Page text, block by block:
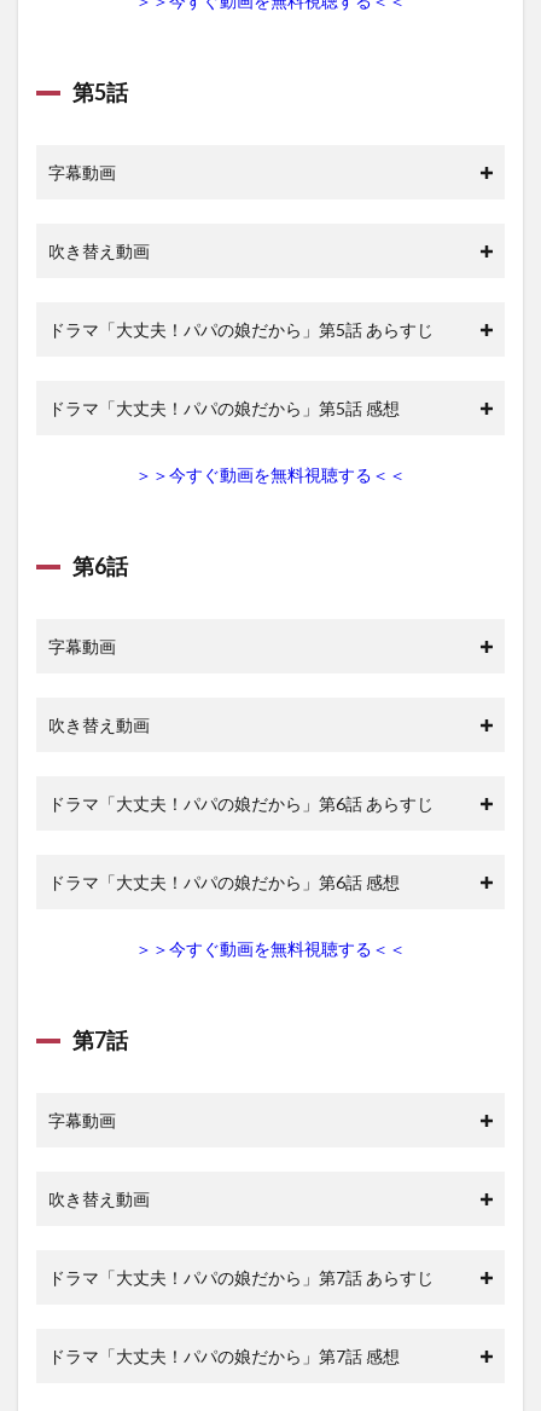
第5話
字幕動画
吹き替え動画
ドラマ「大丈夫！パパの娘だから」第5話 あらすじ
ドラマ「大丈夫！パパの娘だから」第5話 感想
＞＞今すぐ動画を無料視聴する＜＜
第6話
字幕動画
吹き替え動画
ドラマ「大丈夫！パパの娘だから」第6話 あらすじ
ドラマ「大丈夫！パパの娘だから」第6話 感想
＞＞今すぐ動画を無料視聴する＜＜
第7話
字幕動画
吹き替え動画
ドラマ「大丈夫！パパの娘だから」第7話 あらすじ
ドラマ「大丈夫！パパの娘だから」第7話 感想